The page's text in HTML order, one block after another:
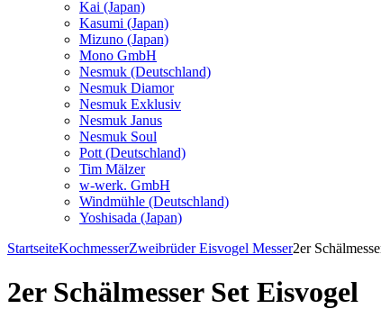
Kai (Japan)
Kasumi (Japan)
Mizuno (Japan)
Mono GmbH
Nesmuk (Deutschland)
Nesmuk Diamor
Nesmuk Exklusiv
Nesmuk Janus
Nesmuk Soul
Pott (Deutschland)
Tim Mälzer
w-werk. GmbH
Windmühle (Deutschland)
Yoshisada (Japan)
StartseiteKochmesserZweibrüder Eisvogel Messer2er
2er Schälmesser Set Eisvogel